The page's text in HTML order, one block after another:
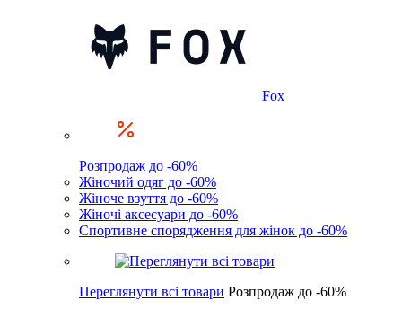
Fox
Розпродаж до -60%
Жіночий одяг до -60%
Жіноче взуття до -60%
Жіночі аксесуари до -60%
Спортивне спорядження для жінок до -60%
Переглянути всі товари Розпродаж до -60%